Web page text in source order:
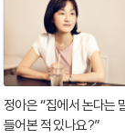
정아은 “집에서 논다는
들어본 적 있나요?”